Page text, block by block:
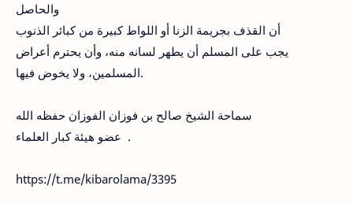
والحاصل
أن القذف بجريمة الزنا أو اللواط كبيرة من كبائر الذنوب
يجب على المسلم أن يطهر لسانه منه، وأن يحترم أعراض
المسلمين، ولا يخوض فيها‏.
عضو هيئة كبار العلماء .
https://t.me/kibarolama/3395